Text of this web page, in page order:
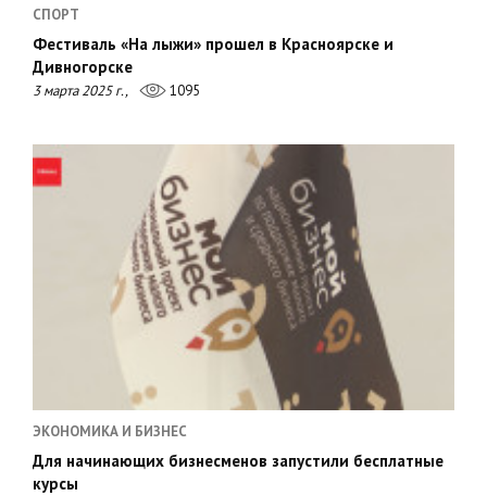
СПОРТ
Фестиваль «На лыжи» прошел в Красноярске и
Дивногорске
3 марта 2025 г., 1095
ЭКОНОМИКА И БИЗНЕС
Для начинающих бизнесменов запустили бесплатные
курсы